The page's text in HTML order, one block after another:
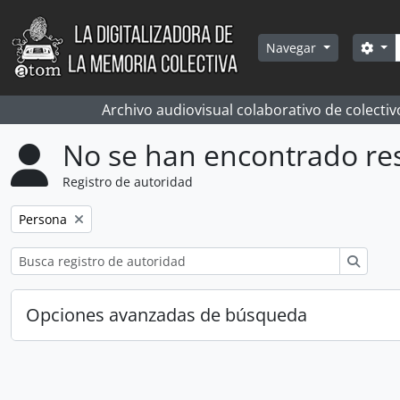
Skip to main content
Navegar
Archivo audiovisual colaborativo de
No se han encontrado
Registro de autoridad
Remove filter:
Persona
Opciones avanzadas de búsqueda